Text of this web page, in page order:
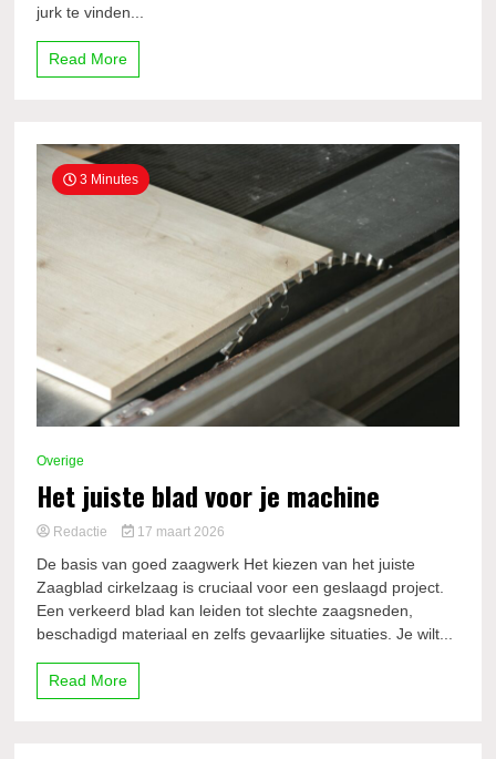
jurk te vinden...
Read More
3 Minutes
Overige
Het juiste blad voor je machine
Redactie 17 maart 2026
De basis van goed zaagwerk Het kiezen van het juiste
Zaagblad cirkelzaag is cruciaal voor een geslaagd project.
Een verkeerd blad kan leiden tot slechte zaagsneden,
beschadigd materiaal en zelfs gevaarlijke situaties. Je wilt...
Read More